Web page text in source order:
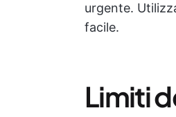
urgente.
facile.
Limiti